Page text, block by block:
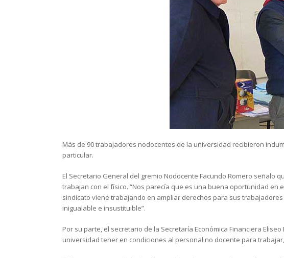
Más de 90 trabajadores nodocentes de la universidad recibieron
particular.
El Secretario General del gremio Nodocente Facundo Romero
trabajan con el físico. “Nos parecía que es una buena oportunidad
sindicato viene trabajando en ampliar derechos para sus
inigualable e insustituible”.
Por su parte, el secretario de la Secretaría Económica Financiera
universidad tener en condiciones al personal no docente para